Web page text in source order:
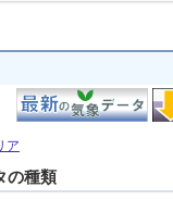
ア
の種類